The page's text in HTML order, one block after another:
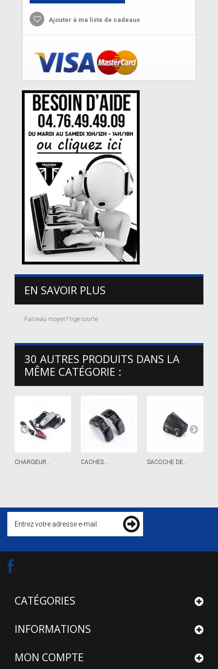
Ajouter à ma liste de cadeaux
EN SAVOIR PLUS
Faiseau moyen? tige courte
30 AUTRES PRODUITS DANS LA
MÊME CATÉGORIE :
CHARGEUR... CACHES... SACOCHE DE...
CATÉGORIES
INFORMATIONS
MON COMPTE